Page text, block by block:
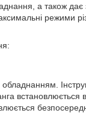
а також дає
режими
встановлюється